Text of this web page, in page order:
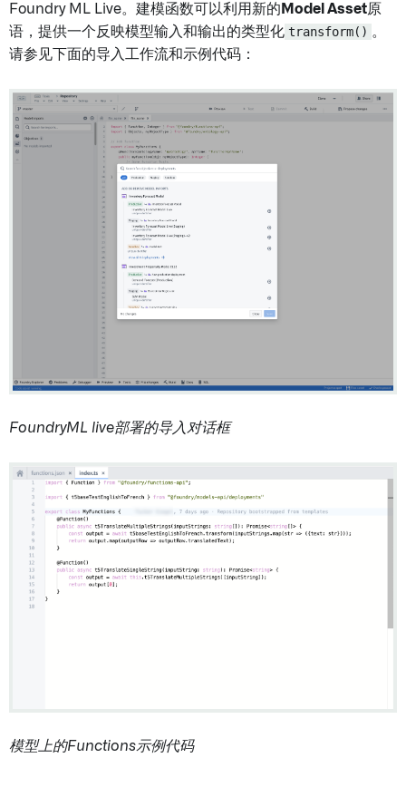
Foundry ML Live。建模函数可以利用新的 Model Asset原
语，提供一个反映模型输入和输出的类型化 transform() 。
请参见下面的导入工作流和示例代码：
FoundryML live部署的导入对话框
模型上的Functions示例代码